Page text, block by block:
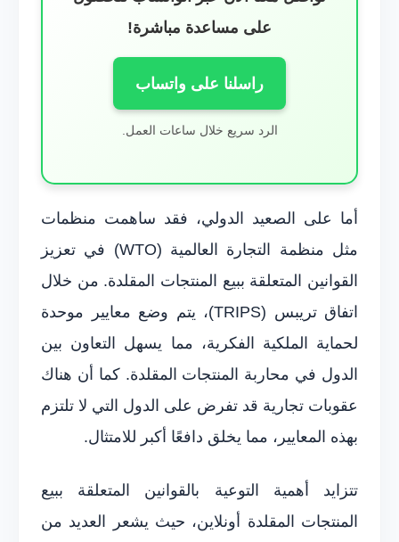
على مساعدة مباشرة!
راسلنا على واتساب
الرد سريع خلال ساعات العمل.
أما على الصعيد الدولي، فقد ساهمت منظمات
مثل منظمة التجارة العالمية (WTO) في تعزيز
القوانين المتعلقة ببيع المنتجات المقلدة. من خلال
اتفاق تريبس (TRIPS)، يتم وضع معايير موحدة
لحماية الملكية الفكرية، مما يسهل التعاون بين
الدول في محاربة المنتجات المقلدة. كما أن هناك
عقوبات تجارية قد تفرض على الدول التي لا تلتزم
بهذه المعايير، مما يخلق دافعًا أكبر للامتثال.
تتزايد أهمية التوعية بالقوانين المتعلقة ببيع
المنتجات المقلدة أونلاين، حيث يشعر العديد من